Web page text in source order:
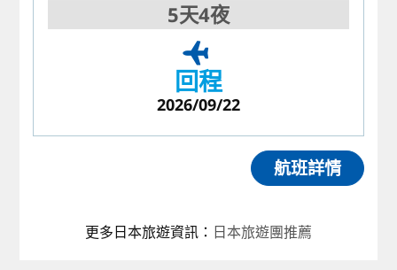
5天4夜
回程
2026/09/22
航班詳情
更多日本旅遊資訊 ： 日本旅遊團推薦